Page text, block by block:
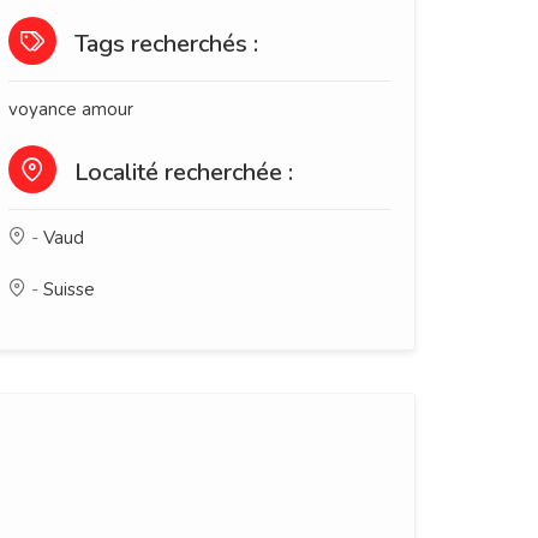
Tags recherchés :
voyance amour
Localité recherchée :
- Vaud
- Suisse